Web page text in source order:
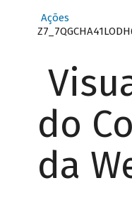
Ações
do
da